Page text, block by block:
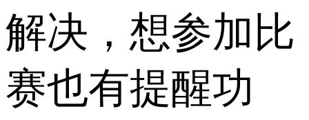
解决，想参加比
赛也有提醒功